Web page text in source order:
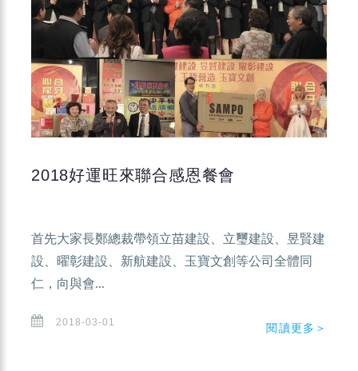
2018好運旺來聯合感恩餐會
首先大家長鄭總裁帶領立苗建設、立璽建設、昱賢建
設、曜彰建設、新航建設、玉寶文創等公司全體同
仁，向與會...
2018-03-01 閱讀更多＞